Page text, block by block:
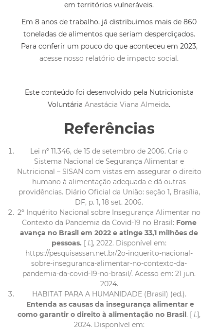
em territórios vulneráveis.
Em 8 anos de trabalho, já distribuimos mais de 860
toneladas de alimentos que seriam desperdiçados.
Para conferir um pouco do que aconteceu em 2023,
acesse nosso relatório de impacto social.
Este conteúdo foi desenvolvido pela Nutricionista
Voluntária Anastácia Viana Almeida.
Referências
Lei nº 11.346, de 15 de setembro de 2006. Cria o
Sistema Nacional de Segurança Alimentar e
Nutricional – SISAN com vistas em assegurar o direito
humano à alimentação adequada e dá outras
providências. Diário Oficial da União: seção 1, Brasília,
DF, p. 1, 18 set. 2006.
2º Inquérito Nacional sobre Insegurança Alimentar no
Contexto da Pandemia da Covid-19 no Brasil: Fome
avança no Brasil em 2022 e atinge 33,1 milhões de
pessoas. [ l.], 2022. Disponível em:
https://pesquisassan.net.br/2o-inquerito-nacional-
sobre-inseguranca-alimentar-no-contexto-da-
pandemia-da-covid-19-no-brasil/. Acesso em: 21 jun.
2024.
HABITAT PARA A HUMANIDADE (Brasil) (ed.).
Entenda as causas da insegurança alimentar e
como garantir o direito à alimentação no Brasil. [ l.],
2024. Disponível em: